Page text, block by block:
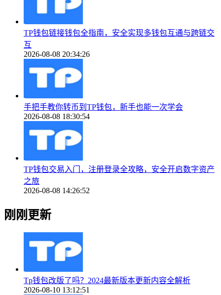
TP钱包链接钱包全指南，安全实现多钱包互通与跨链交
互
2026-08-08 20:34:26
手把手教你转币到TP钱包，新手也能一次学会
2026-08-08 18:30:54
TP钱包交易入门，注册登录全攻略，安全开启数字资产
之旅
2026-08-08 14:26:52
刚刚更新
Tp钱包改版了吗？2024最新版本更新内容全解析
2026-08-10 13:12:51